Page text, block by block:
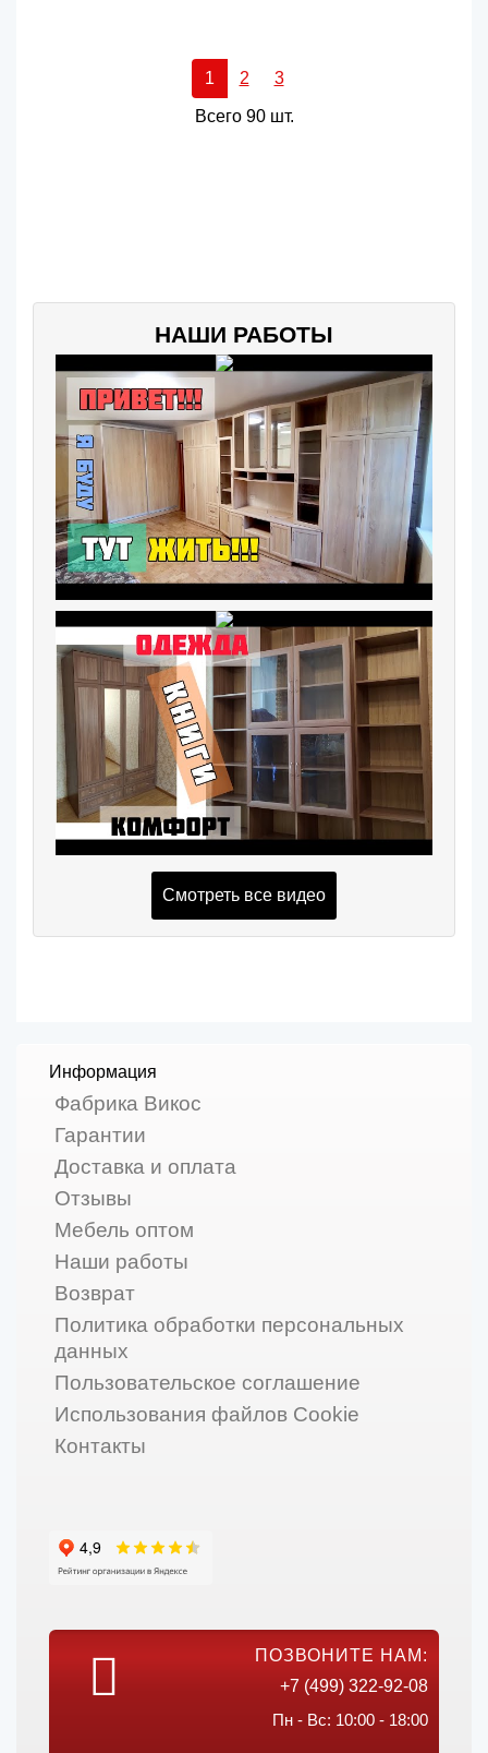
1 2 3
Всего 90 шт.
НАШИ РАБОТЫ
Смотреть все видео
Информация
Фабрика Викос
Гарантии
Доставка и оплата
Отзывы
Мебель оптом
Наши работы
Возврат
Политика обработки персональных
данных
Пользовательское соглашение
Использования файлов Cookie
Контакты
ПОЗВОНИТЕ НАМ:
+7 (499) 322-92-08
Пн - Вс: 10:00 - 18:00